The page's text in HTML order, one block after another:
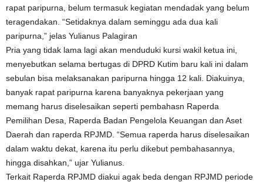
rapat paripurna, belum termasuk kegiatan mendadak yang belum
teragendakan. “Setidaknya dalam seminggu ada dua kali
paripurna,” jelas Yulianus Palagiran
Pria yang tidak lama lagi akan menduduki kursi wakil ketua ini,
menyebutkan selama bertugas di DPRD Kutim baru kali ini dalam
sebulan bisa melaksanakan paripurna hingga 12 kali. Diakuinya,
banyak rapat paripurna karena banyaknya pekerjaan yang
memang harus diselesaikan seperti pembahasn Raperda
Pemilihan Desa, Raperda Badan Pengelola Keuangan dan Aset
Daerah dan raperda RPJMD. “Semua raperda harus diselesaikan
dalam waktu dekat, karena itu perlu dikebut pembahasannya,
hingga disahkan,” ujar Yulianus.
Terkait Raperda RPJMD diakui agak beda dengan RPJMD periode